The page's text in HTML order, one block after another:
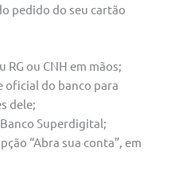
pedido do seu cartão
ou CNH em mãos;
oficial do banco para
dele;
Superdigital;
“Abra sua conta”, em